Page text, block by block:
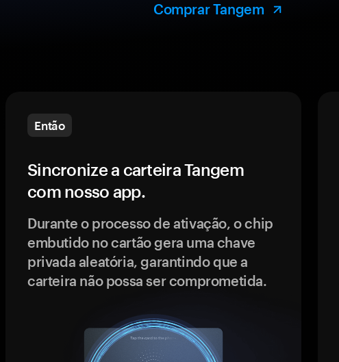
Comprar Tangem
Então
Sincronize a carteira Tangem
com nosso app.
Durante o processo de ativação, o chip
embutido no cartão gera uma chave
privada aleatória, garantindo que a
carteira não possa ser comprometida.